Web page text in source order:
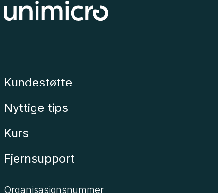
Kundestøtte
Nyttige tips
Kurs
Fjernsupport
Organisasjonsnummer